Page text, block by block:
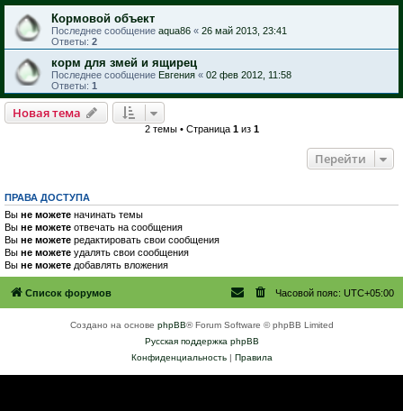
Кормовой объект
Последнее сообщение aqua86 « 26 май 2013, 23:41
Ответы: 2
корм для змей и ящирец
Последнее сообщение Евгения « 02 фев 2012, 11:58
Ответы: 1
Новая тема
2 темы • Страница 1из 1
Перейти
ПРАВА ДОСТУПА
Вы не можете начинать темы
Вы не можете отвечать на сообщения
Вы не можете редактировать свои сообщения
Вы не можете удалять свои сообщения
Вы не можете добавлять вложения
Список форумов Часовой пояс: UTC+05:00
Создано на основе phpBB® Forum Software © phpBB Limited
Русская поддержка phpBB
Конфиденциальность| Правила